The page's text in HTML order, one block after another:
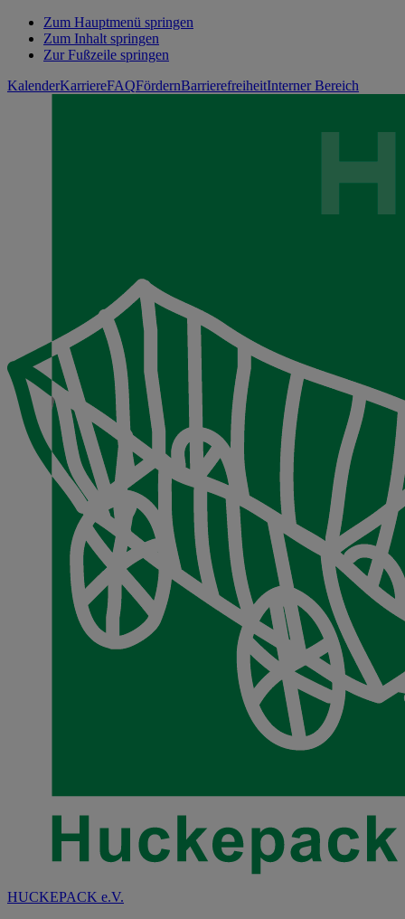
Zum Hauptmenü springen
Zum Inhalt springen
Zur Fußzeile springen
KalenderKarriereFAQFördernBarrierefreiheitInterner Bereich
HUCKEPACK e.V.